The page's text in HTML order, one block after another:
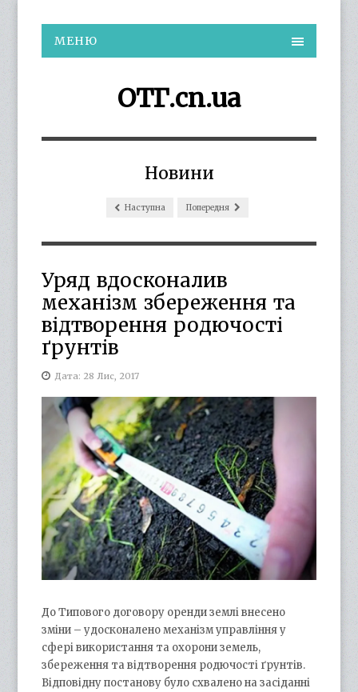
МЕНЮ
ОТГ.cn.ua
Новини
Наступна Попередня
Уряд вдосконалив
механізм збереження та
відтворення родючості
ґрунтів
Дата: 28 Лис, 2017
До Типового договору оренди землі внесено
зміни – удосконалено механізм управління у
сфері використання та охорони земель,
збереження та відтворення родючості ґрунтів.
Відповідну постанову було схвалено на засіданні